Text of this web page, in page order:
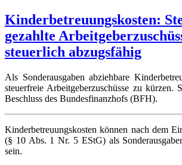
Kinderbetreuungskosten:
gezahlte
steuerlich abzugsfähig
Als Sonderausgaben abziehbare
steuerfreie Arbeitgeberzuschüsse zu kürzen.
Beschluss des Bundesfinanzhofs (BFH).
Kinderbetreuungskosten können nach dem
(§ 10 Abs. 1 Nr. 5 EStG) als
sein.